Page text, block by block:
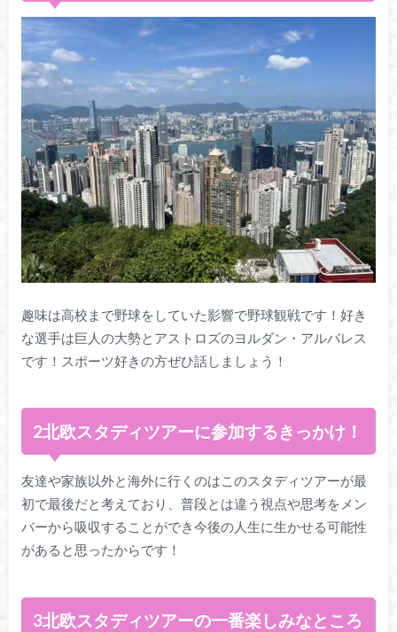
趣味は高校まで野球をしていた影響で野球観戦です！好き
な選手は巨人の大勢とアストロズのヨルダン・アルバレス
です！スポーツ好きの方ぜひ話しましょう！
2北欧スタディツアーに参加するきっかけ！
友達や家族以外と海外に行くのはこのスタディツアーが最
初で最後だと考えており、普段とは違う視点や思考をメン
バーから吸収することができ今後の人生に生かせる可能性
があると思ったからです！
3北欧スタディツアーの一番楽しみなところ